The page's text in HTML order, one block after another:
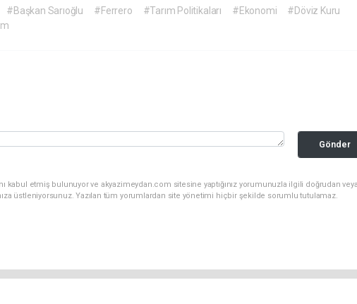
#Başkan Sarıoğlu #Ferrero #Tarım Politikaları #Ekonomi
#Döviz Kuru
Gönder
kabul etmiş bulunuyor ve akyazimeydan.com sitesine yaptığınız yorumunuzla ilgili doğrudan veya
üstleniyorsunuz. Yazılan tüm yorumlardan site yönetimi hiçbir şekilde sorumlu tutulamaz.